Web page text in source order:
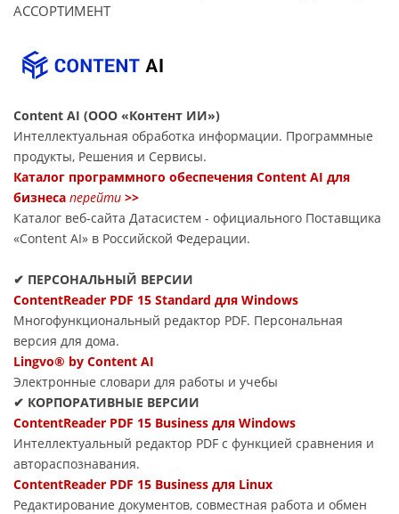
АССОРТИМЕНТ
Content AI (ООО «Контент ИИ»)
Интеллектуальная обработка информации. Программные
продукты, Решения и Сервисы.
Каталог программного обеспечения Content AI для
бизнеса перейти >>
Каталог веб-сайта Датасиcтем - официального Поставщика
«Content AI» в Российской Федерации.
✔ ПЕРСОНАЛЬНЫЙ ВЕРСИИ
ContentReader PDF 15 Standard для Windows
Многофункциональный редактор PDF. Персональная
версия для дома.
Lingvo® by Content AI
Электронные словари для работы и учебы
✔ КОРПОРАТИВНЫЕ ВЕРСИИ
ContentReader PDF 15 Business для Windows
Интеллектуальный редактор PDF с функцией сравнения и
автораспознавания.
ContentReader PDF 15 Business для Linux
Редактирование документов, совместная работа и обмен